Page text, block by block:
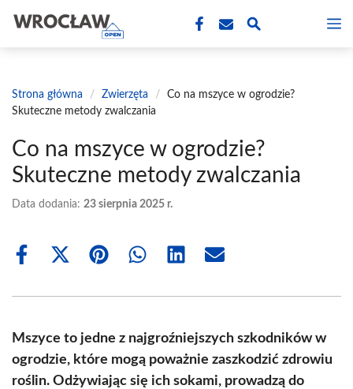
treści
Strona główna / Zwierzęta /
Co na mszyce w ogrodzie?
Skuteczne metody zwalczania
Co na mszyce w ogrodzie?
Skuteczne metody zwalczania
Data dodania: 23 sierpnia 2025 r.
Share
Share
(Twitter)
Share Share Share Share
Mszyce to jedne z najgroźniejszych szkodników w
ogrodzie, które mogą poważnie zaszkodzić zdrowiu
roślin. Odżywiając się ich sokami, prowadzą do